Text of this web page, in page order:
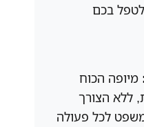
בכם
מיופה הכוח
ללא הצורך
לכל פעולה